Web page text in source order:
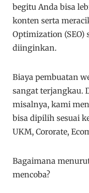
begitu Anda bisa
konten serta
Optimization (SEO)
diinginkan.
Biaya pembuatan
sangat terjangkau.
misalnya, kami
bisa dipilih sesuai
UKM, Cororate,
Bagaimana
mencoba?